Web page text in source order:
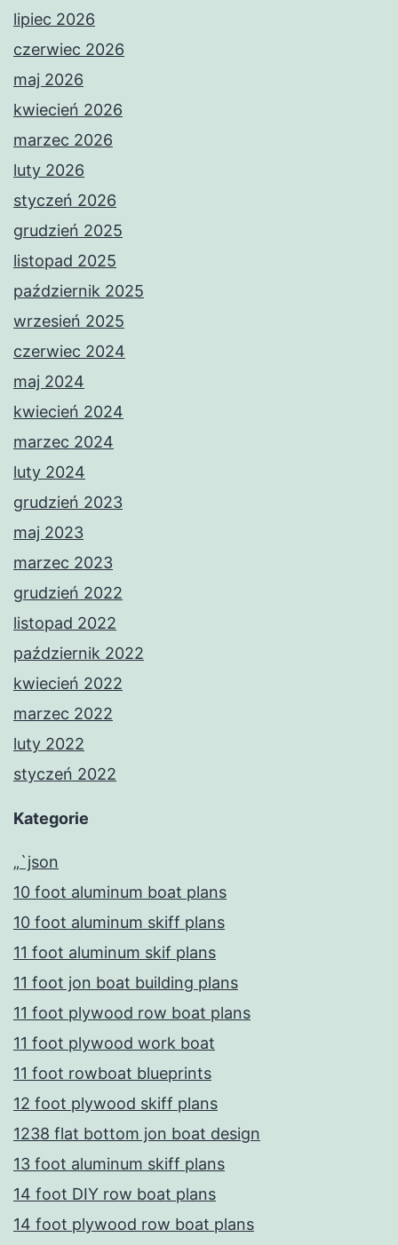
lipiec 2026
czerwiec 2026
maj 2026
kwiecień 2026
marzec 2026
luty 2026
styczeń 2026
grudzień 2025
listopad 2025
październik 2025
wrzesień 2025
czerwiec 2024
maj 2024
kwiecień 2024
marzec 2024
luty 2024
grudzień 2023
maj 2023
marzec 2023
grudzień 2022
listopad 2022
październik 2022
kwiecień 2022
marzec 2022
luty 2022
styczeń 2022
Kategorie
„`json
10 foot aluminum boat plans
10 foot aluminum skiff plans
11 foot aluminum skif plans
11 foot jon boat building plans
11 foot plywood row boat plans
11 foot plywood work boat
11 foot rowboat blueprints
12 foot plywood skiff plans
1238 flat bottom jon boat design
13 foot aluminum skiff plans
14 foot DIY row boat plans
14 foot plywood row boat plans